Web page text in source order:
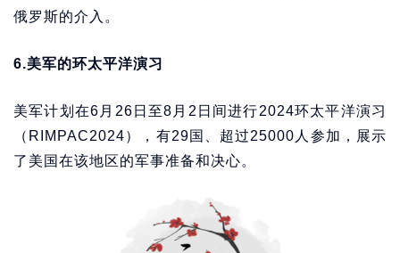
俄罗斯的介入。
6.美军的环太平洋演习
美军计划在6月26日至8月2日间进行2024环太平洋演习
（RIMPAC2024），有29国、超过25000人参加，展示
了美国在该地区的军事准备和决心。